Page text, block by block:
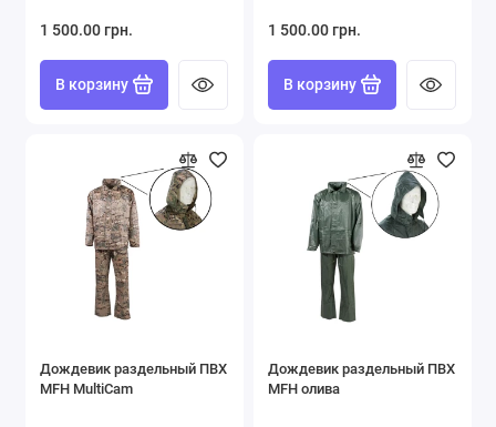
1 500.00 грн.
В корзину
1 500.00 грн.
В корзину
Дождевик раздельный ПВХ
MFH MultiCam
Дождевик раздельный ПВХ
MFH олива